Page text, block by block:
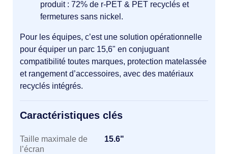
produit : 72% de r-PET & PET recyclés et
fermetures sans nickel.
Pour les équipes, c’est une solution opérationnelle
pour équiper un parc 15,6" en conjuguant
compatibilité toutes marques, protection matelassée
et rangement d’accessoires, avec des matériaux
recyclés intégrés.
Caractéristiques clés
Caractéristiques clés
Taille maximale de
l’écran
15.6"